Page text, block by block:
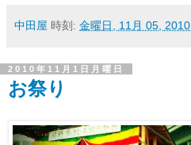
中田屋 時刻: 金曜日, 11月 05, 2010
2010年11月1日月曜日
お祭り